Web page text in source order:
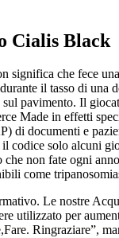
Cialis Black
che fece
il tasso di una
pavimento. Il
Made in effetti
di documenti e
codice solo alcuni
non fate ogni
come
Le nostre
utilizzato per
Ringraziare”,